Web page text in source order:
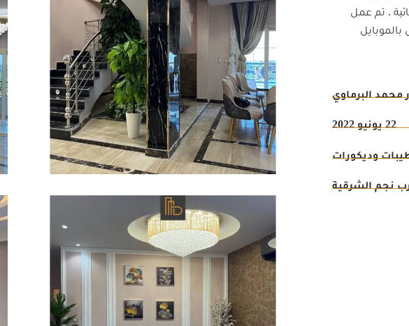
. تم عمل
محمد البرماوي
22 يونيو 2022
وديكورات
نجم الشرقية